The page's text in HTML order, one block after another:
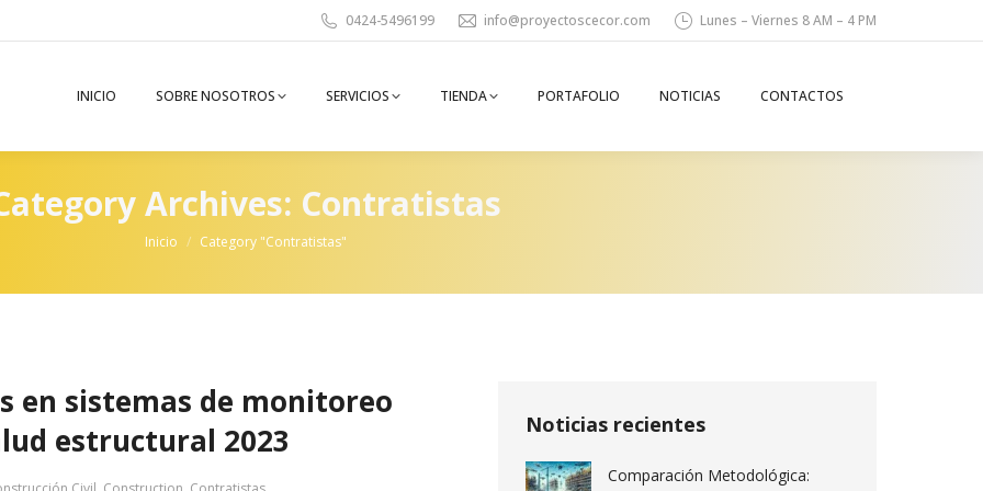
0424-5496199 info@proyectoscecor.com Lunes – Viernes 8 AM – 4 PM
INICIO SOBRE NOSOTROS SERVICIOS TIENDA PORTAFOLIO NOTICIAS CONTACTOS
Archives: Contratistas
You are here:
Inicio Category "Contratistas"
en sistemas de monitoreo
estructural 2023
Noticias recientes
Comparación Metodológica: